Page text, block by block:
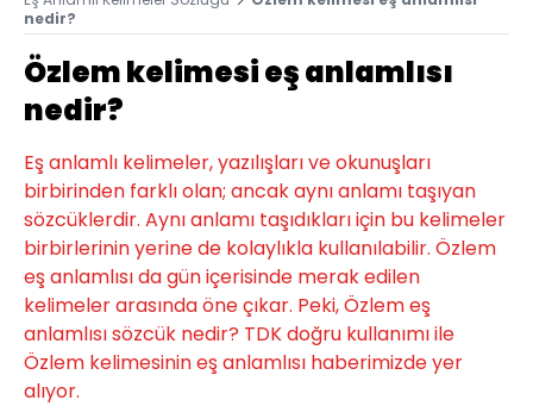
nedir?
Özlem kelimesi eş anlamlısı
nedir?
Eş anlamlı kelimeler, yazılışları ve okunuşları
birbirinden farklı olan; ancak aynı anlamı taşıyan
sözcüklerdir. Aynı anlamı taşıdıkları için bu kelimeler
birbirlerinin yerine de kolaylıkla kullanılabilir. Özlem
eş anlamlısı da gün içerisinde merak edilen
kelimeler arasında öne çıkar. Peki, Özlem eş
anlamlısı sözcük nedir? TDK doğru kullanımı ile
Özlem kelimesinin eş anlamlısı haberimizde yer
alıyor.